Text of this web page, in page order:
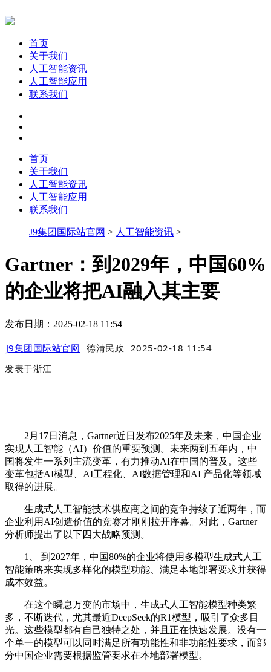
首页
关于我们
人工智能资讯
人工智能应用
联系我们
首页
关于我们
人工智能资讯
人工智能应用
联系我们
J9集团国际站官网 > 人工智能资讯 >
Gartner：到2029年，中国60%
的企业将把AI融入其主要
发布日期：2025-02-18 11:54
J9集团国际站官网 德清民政 2025-02-18 11:54
发表于浙江
2月17日消息，Gartner近日发布2025年及未来，中国企业
实现人工智能（AI）价值的重要预测。未来两到五年内，中
国将发生一系列主流变革，有力推动AI在中国的普及。这些
变革包括AI模型、AI工程化、AI数据管理和AI 产品化等领域
取得的进展。
生成式人工智能技术供应商之间的竞争持续了近两年，而
企业利用AI创造价值的竞赛才刚刚拉开序幕。对此，Gartner
分析师提出了以下四大战略预测。
1、 到2027年，中国80%的企业将使用多模型生成式人工
智能策略来实现多样化的模型功能、满足本地部署要求并获得
成本效益。
在这个瞬息万变的市场中，生成式人工智能模型种类繁
多，不断迭代，尤其最近DeepSeek的R1模型，吸引了众多目
光。这些模型都有自己独特之处，并且正在快速发展。没有一
个单一的模型可以同时满足所有功能性和非功能性要求，而部
分中国企业需要根据监管要求在本地部署模型。